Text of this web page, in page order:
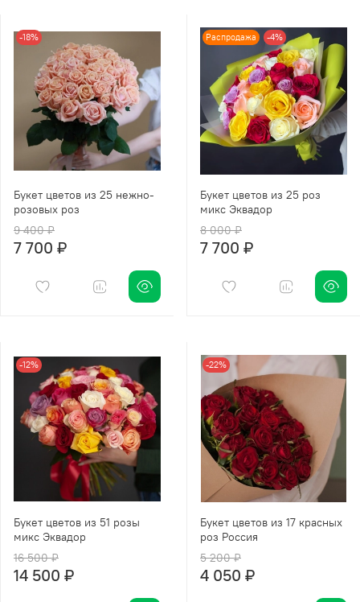
-18%
Букет цветов из 25 нежно-
розовых роз
9 400 ₽
7 700 ₽
Распродажа -4%
Букет цветов из 25 роз
микс Эквадор
8 000 ₽
7 700 ₽
-12%
Букет цветов из 51 розы
микс Эквадор
16 500 ₽
14 500 ₽
-22%
Букет цветов из 17 красных
роз Россия
5 200 ₽
4 050 ₽